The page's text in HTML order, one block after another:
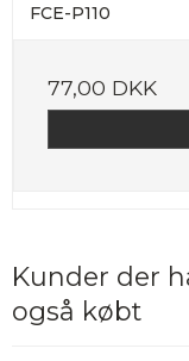
FCE-P110
77,00 DKK
Kunder der
også købt